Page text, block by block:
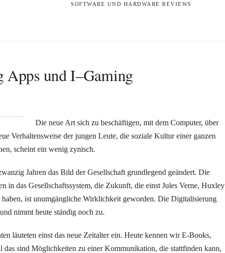
SOFTWARE UND HARDWARE REVIEWS
Apps und I–Gaming
Die neue Art sich zu beschäftigen, mit dem Computer, über
Verhaltensweise der jungen Leute, die soziale Kultur einer ganzen
scheint ein wenig zynisch.
Jahren das Bild der Gesellschaft grundlegend geändert. Die
in das Gesellschaftssystem, die Zukunft, die einst Jules Verne, Huxley
ist unumgängliche Wirklichkeit geworden. Die Digitalisierung
nimmt heute ständig noch zu.
läuteten einst das neue Zeitalter ein. Heute kennen wir E-Books,
das sind Möglichkeiten zu einer Kommunikation, die stattfinden kann,